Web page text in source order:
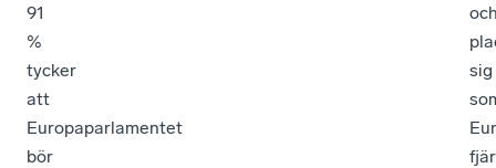
91
%
tycker
att
Europaparlamentet
bör
sig